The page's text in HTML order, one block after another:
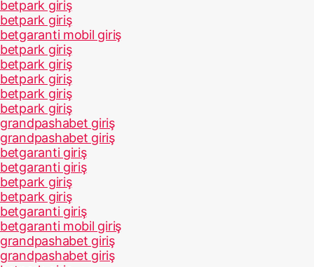
betpark giriş
betpark giriş
betgaranti mobil giriş
betpark giriş
betpark giriş
betpark giriş
betpark giriş
betpark giriş
grandpashabet giriş
grandpashabet giriş
betgaranti giriş
betgaranti giriş
betpark giriş
betpark giriş
betgaranti giriş
betgaranti mobil giriş
grandpashabet giriş
grandpashabet giriş